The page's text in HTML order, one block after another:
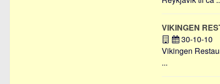
VIKINGEN
30-10-10
Vikingen
...